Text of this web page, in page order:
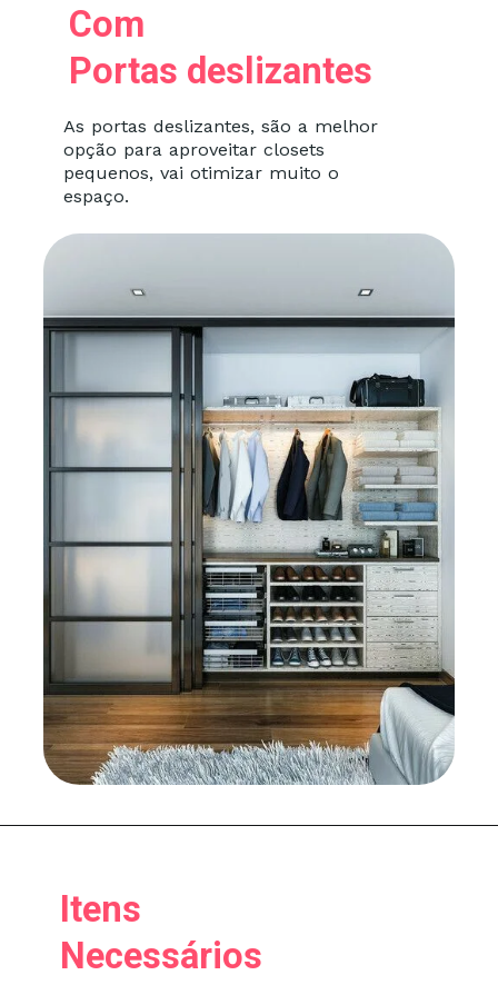
As portas deslizantes, são a melhor
opção para aproveitar closets
pequenos, vai otimizar muito o
espaço.
Com
Portas deslizantes
Itens
Necessários